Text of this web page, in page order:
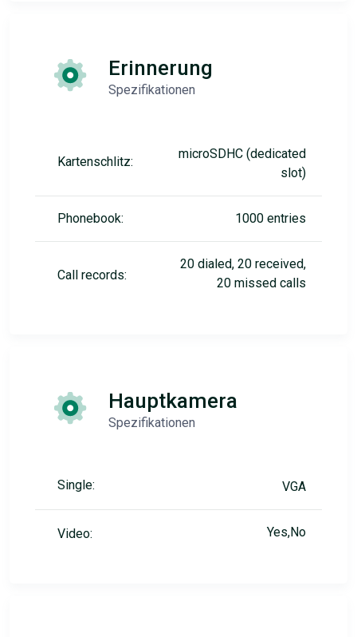
Erinnerung
Spezifikationen
Kartenschlitz:
microSDHC (dedicated
slot)
Phonebook: 1000 entries
Call records:
20 dialed, 20 received,
20 missed calls
Hauptkamera
Spezifikationen
Single: VGA
Video: Yes,No